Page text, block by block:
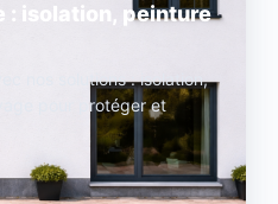
: isolation, peinture
nos solutions : isolation,
pour protéger et